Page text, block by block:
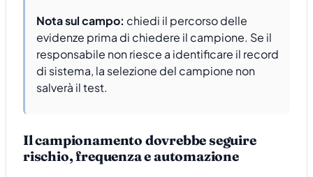
Nota sul campo: chiedi il percorso delle
evidenze prima di chiedere il campione. Se il
responsabile non riesce a identificare il record
di sistema, la selezione del campione non
salverà il test.
Il campionamento dovrebbe seguire
rischio, frequenza e automazione